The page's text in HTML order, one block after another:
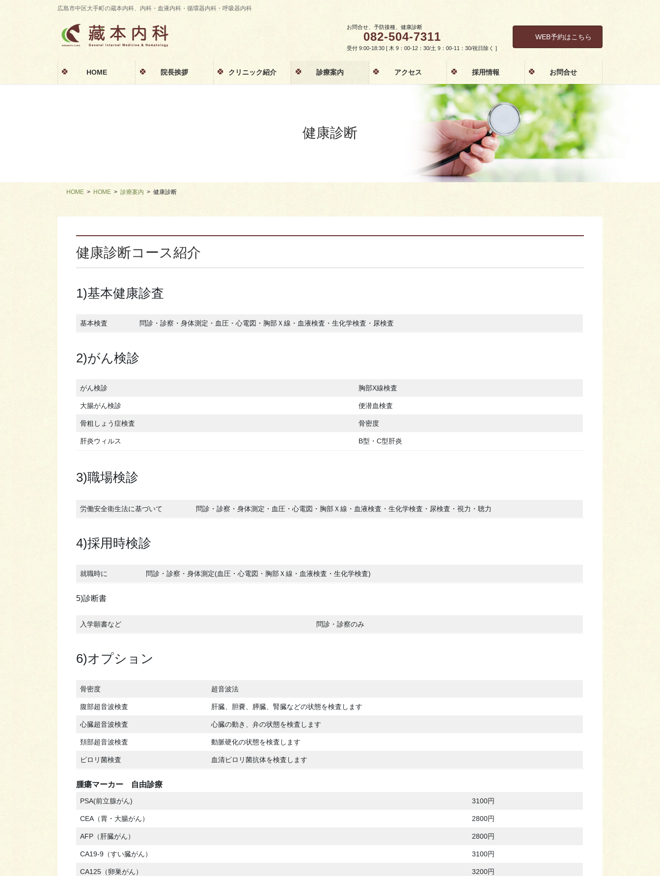
広島市中区大手町の蔵本内科、内科・血液内科・循環器内科・呼吸器内科
お問合せ、予防接種、健康診断
082-504-7311
受付 9:00-18:30 [ 木 9：00-12：30/土 9：00-11：30/祝日除く ]
WEB予約はこちら
HOME 院長挨拶 クリニック紹介 診療案内 アクセス 採用情報 お問合せ
健康診断
HOME HOME 診療案内 健康診断
健康診断コース紹介
1)基本健康診査
基本検査 問診・診察・身体測定・血圧・心電図・胸部Ｘ線・血液検査・生化学検査・尿検査
2)がん検診
がん検診 胸部X線検査
大腸がん検診 便潜血検査
骨粗しょう症検査 骨密度
肝炎ウィルス B型・C型肝炎
3)職場検診
労働安全衛生法に基づいて 問診・診察・身体測定・血圧・心電図・胸部Ｘ線・血液検査・生化学検査・尿検査・視力・聴力
4)採用時検診
就職時に 問診・診察・身体測定(血圧・心電図・胸部Ｘ線・血液検査・生化学検査)
5)診断書
入学願書など 問診・診察のみ
6)オプション
骨密度 超音波法
腹部超音波検査 肝臓、胆嚢、膵臓、腎臓などの状態を検査します
心臓超音波検査 心臓の動き、弁の状態を検査します
頚部超音波検査 動脈硬化の状態を検査します
ピロリ菌検査 血清ピロリ菌抗体を検査します
腫瘍マーカー 自由診療
PSA(前立腺がん) 3100円
CEA（胃・大腸がん） 2800円
AFP（肝臓がん） 2800円
CA19-9（すい臓がん） 3100円
CA125（卵巣がん） 3200円